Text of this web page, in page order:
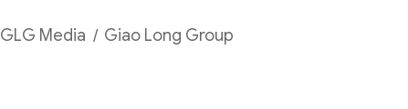
GLG Media Giao Long Group